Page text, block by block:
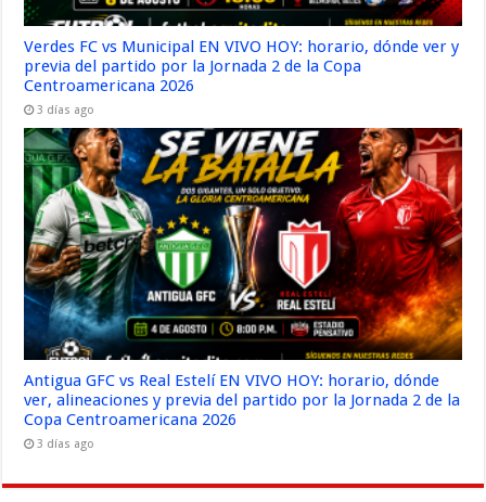
Verdes FC vs Municipal EN VIVO HOY: horario, dónde ver y
previa del partido por la Jornada 2 de la Copa
Centroamericana 2026
3 días ago
Antigua GFC vs Real Estelí EN VIVO HOY: horario, dónde
ver, alineaciones y previa del partido por la Jornada 2 de la
Copa Centroamericana 2026
3 días ago